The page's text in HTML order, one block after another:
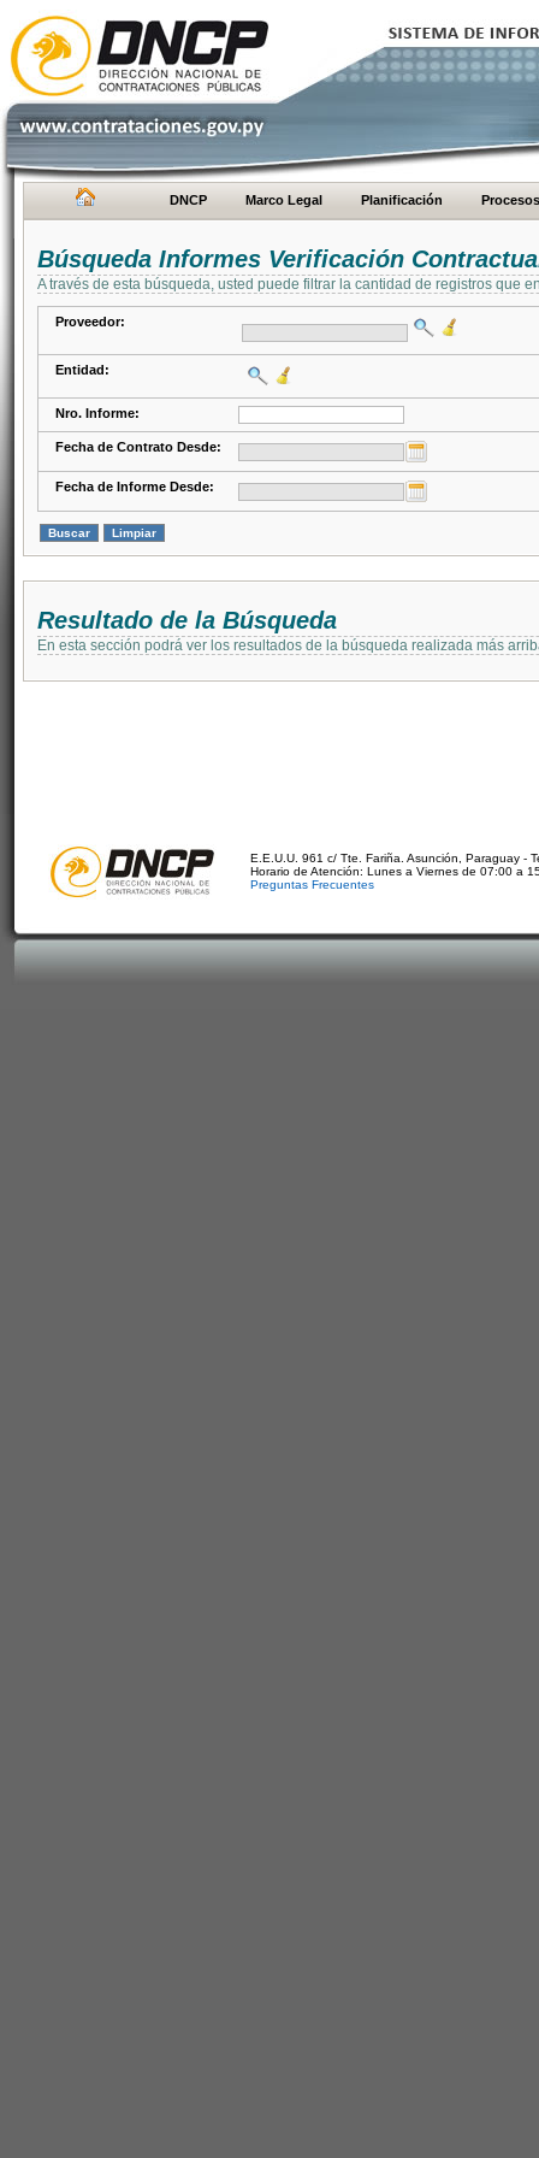
DNCP Marco Legal Planificación Procesos
Búsqueda Informes Verificación
A través de esta búsqueda, usted puede filtrar la cantidad de registros que
Proveedor:
Entidad:
Nro. Informe:
Fecha de Contrato Desde:
Fecha de Informe Desde:
Resultado de la Búsqueda
En esta sección podrá ver los resultados de la búsqueda realizada más
E.E.U.U. 961 c/ Tte. Fariña. Asunción, Paraguay -
Horario de Atención: Lunes a Viernes de 07:00 a
Preguntas Frecuentes